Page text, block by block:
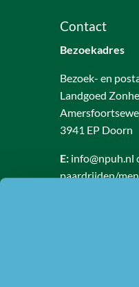
Contact
Bezoekadres
Bezoek- en
Landgoed
3941 EP Doorn
E: info@npuh.nl
paardrijden/
RSIN nummer:
BTW nummer:
Of ga naar de